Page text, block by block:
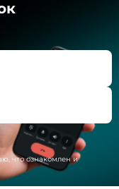
что ознакомлен и